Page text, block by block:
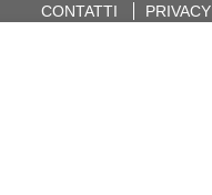
CONTATTI PRIVACY